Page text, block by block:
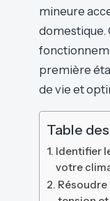
mineure
domestique.
première
de vie et
Table
Identifier
votre
Résoudre